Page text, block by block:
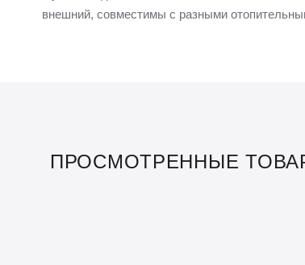
внешний, совместимы с разными
ПРОСМОТРЕННЫЕ